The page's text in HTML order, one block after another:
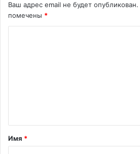
Ваш адрес email не будет опубликован.
помечены *
Имя *